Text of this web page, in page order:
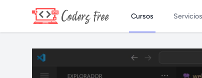
Cursos Servicios